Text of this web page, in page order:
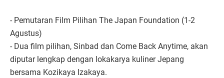
- Pemutaran Film Pilihan The Japan Foundation (1-2
Agustus)
- Dua film pilihan, Sinbad dan Come Back Anytime, akan
diputar lengkap dengan lokakarya kuliner Jepang
bersama Kozikaya Izakaya.